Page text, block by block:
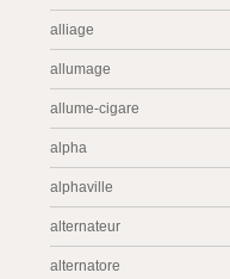
alliage
allumage
allume-cigare
alpha
alphaville
alternateur
alternatore